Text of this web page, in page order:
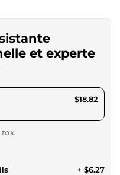
et experte
$18.82
+ $6.27